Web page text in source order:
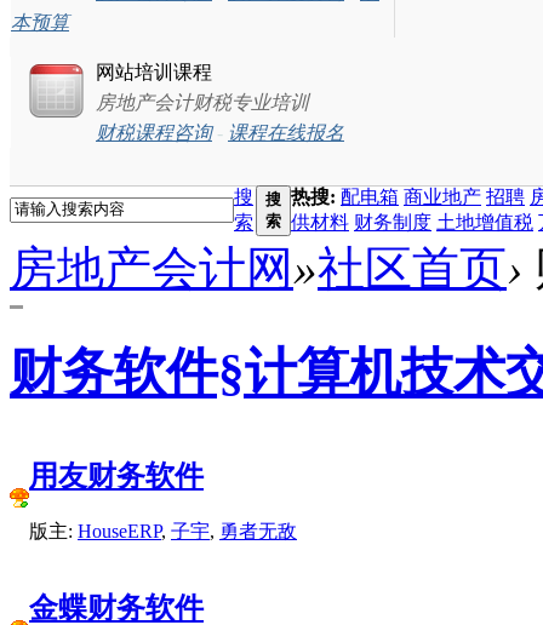
本预算
网站培训课程
房地产会计财税专业培训
财税课程咨询- 课程在线报名
搜
索
搜
索
热搜: 配电箱 商业地产 招聘
供材料 财务制度 土地增值税
房地产会计网»社区首页›
财务软件§计算机技术
用友财务软件
版主: HouseERP, 子宇, 勇者无敌
金蝶财务软件